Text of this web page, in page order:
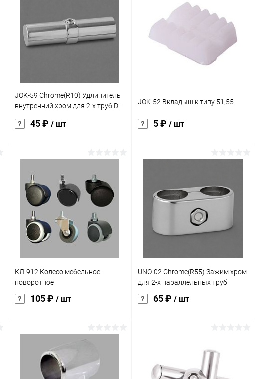
Сравнение
В избранное Под заказ
Купить в 1 клик Сравнение
В избранное Под заказ
JOK-59 Chrome(R10) Удлинитель
внутренний хром для 2-х труб D-
45 ₽ / шт
Купить в 1 клик Сравнение
В избранное Под заказ
JOK-52 Вкладыш к типу 51,55
5 ₽/ шт
Купить в 1 клик Сравнение
КЛ-912 Колесо мебельное
поворотное
105 ₽ / шт
В корзину
Купить в 1 клик Сравнение
UNO-02 Chrome(R55) Зажим хром
для 2-х параллельных труб
65 ₽/ шт
Купить в 1 клик Сравнение